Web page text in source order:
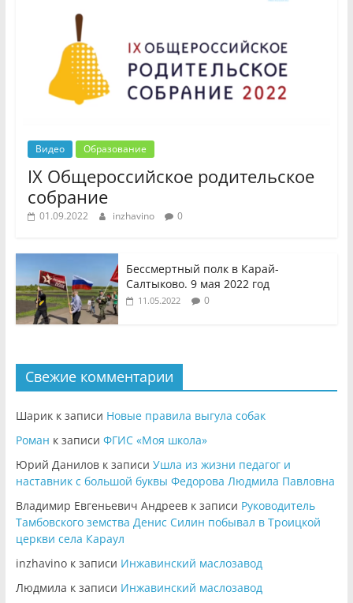
Видео Образование
IX Общероссийское родительское
собрание
01.09.2022 inzhavino 0
Бессмертный полк в Карай-
Салтыково. 9 мая 2022 год
11.05.2022 0
Свежие комментарии
Шарикк записи Новые правила выгула собак
Роман к записи ФГИС «Моя школа»
Юрий Даниловк записи Ушла из жизни педагог и
наставник с большой буквы Федорова Людмила Павловна
Владимир Евгеньевич Андреевк записи Руководитель
Тамбовского земства Денис Силин побывал в Троицкой
церкви села Караул
inzhavinoк записи Инжавинский маслозавод
Людмила к записи Инжавинский маслозавод